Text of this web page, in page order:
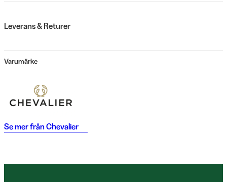
Leverans & Returer
Varumärke
Se mer frånChevalier